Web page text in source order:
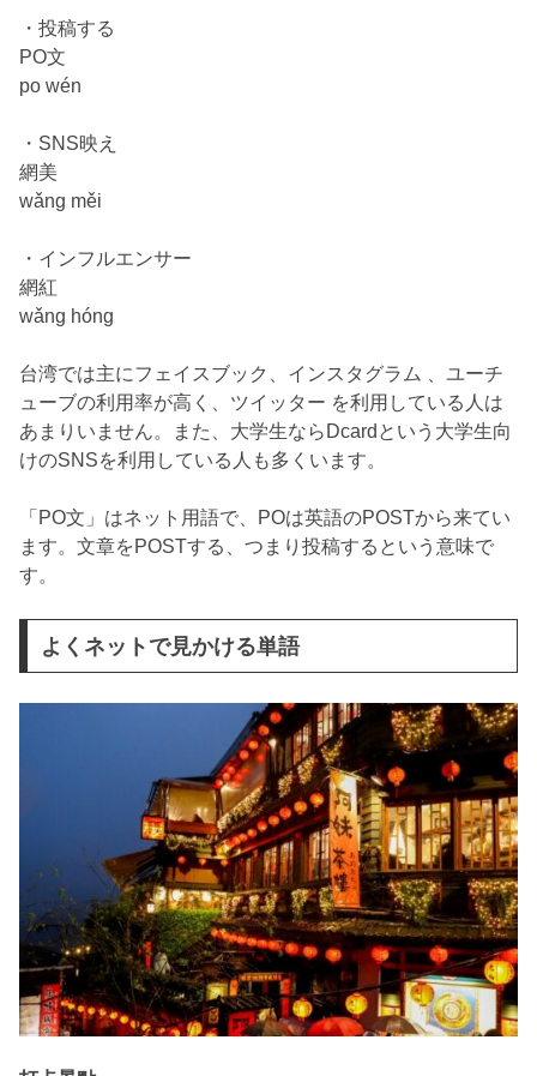
・投稿する
PO文
po wén
・SNS映え
網美
wǎng měi
・インフルエンサー
網紅
wǎng hóng
台湾では主にフェイスブック、インスタグラム 、ユーチ
ューブの利用率が高く、ツイッター を利用している人は
あまりいません。また、大学生ならDcardという大学生向
けのSNSを利用している人も多くいます。
「PO文」はネット用語で、POは英語のPOSTから来てい
ます。文章をPOSTする、つまり投稿するという意味で
す。
よくネットで見かける単語